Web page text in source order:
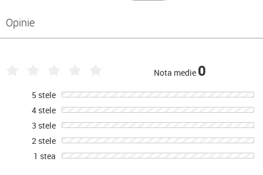
Opinie
Nota medie 0
5 stele
4 stele
3 stele
2 stele
1 stea